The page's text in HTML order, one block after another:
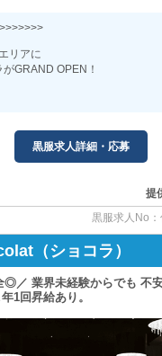
生かしませんか？
インセンティブあり
もこちらの金額を保証◎
や【インセンティブ】のご用
できる環境です！
する当店では
るような事態もありません。
_/_/_/_/_/_/_/_/_/_/_/_/_/_/_/_/_/
リアに
GRAND OPEN！
なく“やってみたい”
つき空きポストが多数◎
丈夫／
スタッフが
をレクチャー。
黒服求人詳細・応募
提
黒服求人No
（ショコラ）
◎／ 業界未経験からでも 不
1回昇給あり。